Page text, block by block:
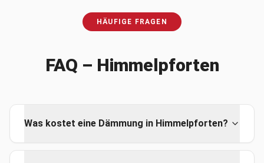
HÄUFIGE FRAGEN
FAQ – Himmelpforten
Was kostet eine Dämmung in Himmelpforten?